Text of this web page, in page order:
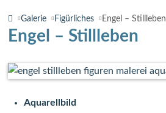
Galerie Figürliches Engel – Stillleben
Engel – Stillleben
Aquarellbild